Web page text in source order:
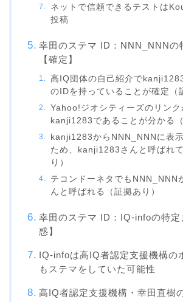
ネットで信頼できるテストは
投稿
幸田のステマ ID：NNN_NNNの
【確定】
高IQ団体の自己紹介で
のIDを持っていることが確定（
Yahoo!ジオシティーズのリン
kanji1283であることが分かる（
kanji1283からNNN_NNNに表
ため、kanji1283さんと呼ばれ
り）
テコンドーネタでもNNN_NNN
んと呼ばれる（証拠あり）
幸田のステマ ID：IQ-infoの特定
惑】
IQ-infoは高IQ者認定支援機構の
もステマをしていた可能性
高IQ者認定支援機構・幸田直樹